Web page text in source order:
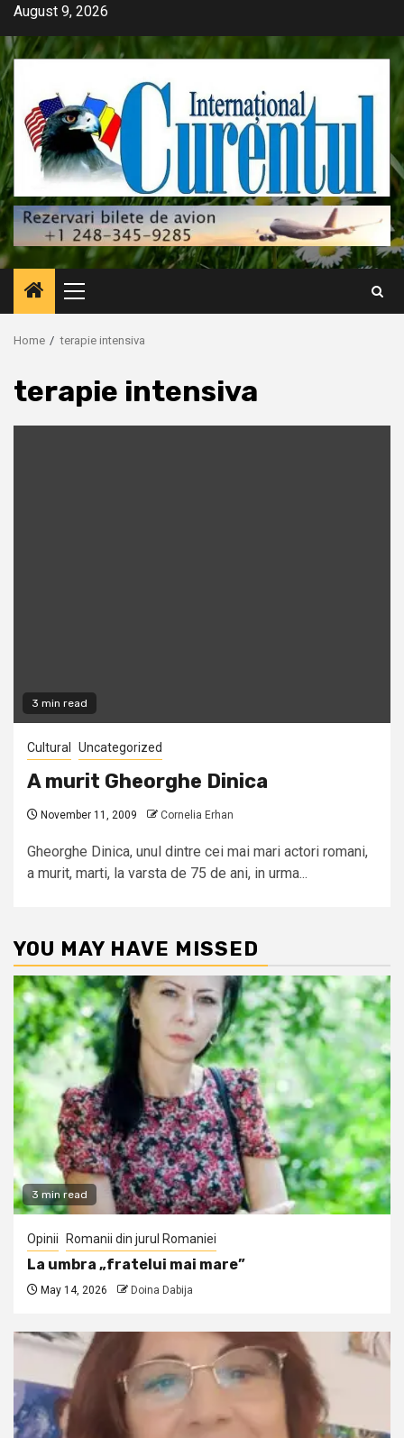
Skip
content
August 9, 2026
Primary
Menu
Home terapie intensiva
terapie intensiva
3 min read
Cultural Uncategorized
A murit Gheorghe Dinica
November 11, 2009 Cornelia Erhan
Gheorghe Dinica, unul dintre cei mai mari actori romani,
a murit, marti, la varsta de 75 de ani, in urma...
YOU MAY HAVE MISSED
3 min read
Opinii Romanii din jurul Romaniei
La umbra „fratelui mai mare”
May 14, 2026 Doina Dabija